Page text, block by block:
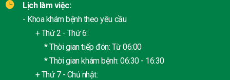
Lịch làm việc:
- Khoa khám bệnh theo yêu cầu
+ Thứ 2 - Thứ 6:
* Thời gian tiếp đón: Từ 06:00
* Thời gian khám bệnh: 06:30 - 16:30
+ Thứ 7 - Chủ nhật: